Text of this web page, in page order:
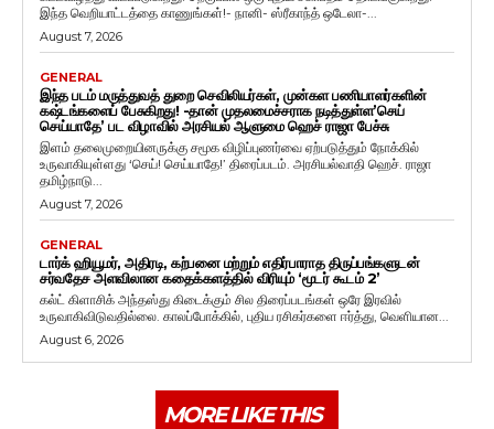
இந்த வெறியாட்டத்தை காணுங்கள்!- நானி- ஸ்ரீகாந்த் ஒடேலா-...
August 7, 2026
GENERAL
இந்த படம் மருத்துவத் துறை செவிலியர்கள், முன்கள பணியாளர்களின்
கஷ்டங்களைப் பேசுகிறது! -தான் முதலமைச்சராக நடித்துள்ள’செய்
செய்யாதே’ பட விழாவில் அரசியல் ஆளுமை ஹெச் ராஜா பேச்சு
இளம் தலைமுறையினருக்கு சமூக விழிப்புணர்வை ஏற்படுத்தும் நோக்கில்
உருவாகியுள்ளது ‘செய்! செய்யாதே!’ திரைப்படம். அரசியல்வாதி ஹெச். ராஜா
தமிழ்நாடு...
August 7, 2026
GENERAL
டார்க் ஹியூமர், அதிரடி, கற்பனை மற்றும் எதிர்பாராத திருப்பங்களுடன்
சர்வதேச அளவிலான கதைக்களத்தில் விரியும் ‘மூடர் கூடம் 2’
கல்ட் கிளாசிக் அந்தஸ்து கிடைக்கும் சில திரைப்படங்கள் ஒரே இரவில்
உருவாகிவிடுவதில்லை. காலப்போக்கில், புதிய ரசிகர்களை ஈர்த்து, வெளியான...
August 6, 2026
MORE LIKE THIS